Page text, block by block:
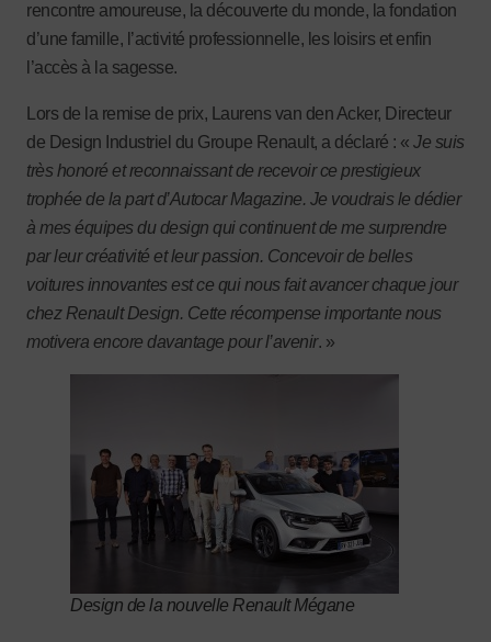
rencontre amoureuse, la découverte du monde, la fondation
d’une famille, l’activité professionnelle, les loisirs et enfin
l’accès à la sagesse.
Lors de la remise de prix, Laurens van den Acker, Directeur
de Design Industriel du Groupe Renault, a déclaré : « Je suis
très honoré et reconnaissant de recevoir ce prestigieux
trophée de la part d’Autocar Magazine. Je voudrais le dédier
à mes équipes du design qui continuent de me surprendre
par leur créativité et leur passion. Concevoir de belles
voitures innovantes est ce qui nous fait avancer chaque jour
chez Renault Design. Cette récompense importante nous
motivera encore davantage pour l’avenir. »
Design de la nouvelle Renault Mégane